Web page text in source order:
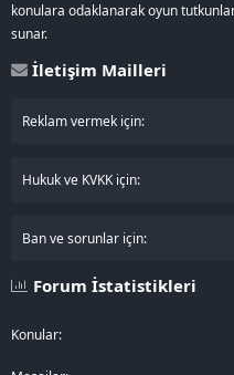
konulara odaklanarak oyun
sunar.
İletişim Mailleri
Reklam vermek için:
Hukuk ve KVKK için:
Ban ve sorunlar için:
Forum İstatistikleri
Konular